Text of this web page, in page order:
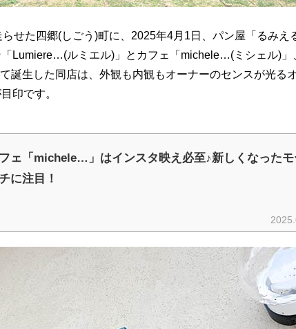
せた四郷(しごう)町に、2025年4月1日、パン屋「るみえ
Lumiere…(ルミエル)」とカフェ「michele…(ミシェル)」
誕生した同店は、外観も内観もオーナーのセンスが光る
印です。